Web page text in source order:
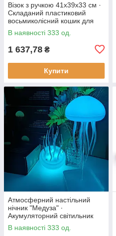
Візок з ручкою 41х39х33 см ·
Складаний пластиковий
восьмиколісний кошик для
продуктів
В наявності 333 од.
1 637,78 ₴
Купити
Атмосферний настільний
нічник "Медуза" ∙
Акумуляторний світильник
В наявності 333 од.